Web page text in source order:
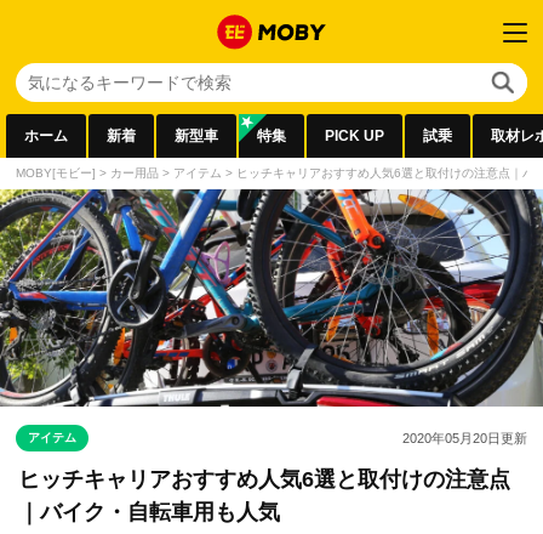
ホーム 新着 新型車 特集 PICK UP 試乗 取材レ
MOBY[モビー] > カー用品 > アイテム > ヒッチキャリアおすすめ人気6選と取付けの注意点｜バ
アイテム 2020年05月20日更新
ヒッチキャリアおすすめ人気6選と取付けの注意点
｜バイク・自転車用も人気